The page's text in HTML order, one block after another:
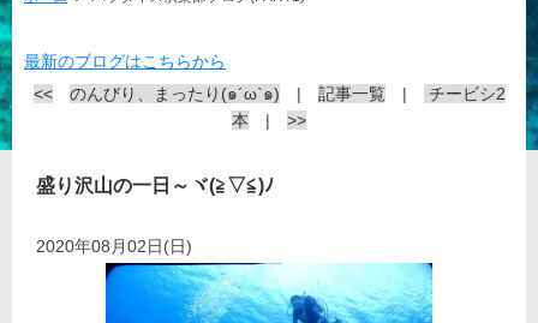
最新のブログはこちらから
<<
のんびり、まったり(๑´ω`๑) | 記事一覧|
チービシ2
本 | >>
盛り沢山の一日～ヾ(≧▽≦)ﾉ
2020年08月02日(日)